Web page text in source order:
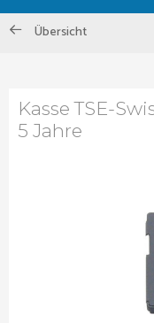
Übersicht
Kasse TSE-
5 Jahre